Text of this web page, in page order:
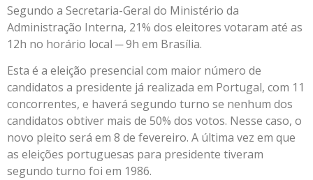
Segundo a Secretaria-Geral do Ministério da
Administração Interna, 21% dos eleitores votaram até as
12h no horário local ─ 9h em Brasília.
Esta é a eleição presencial com maior número de
candidatos a presidente já realizada em Portugal, com 11
concorrentes, e haverá segundo turno se nenhum dos
candidatos obtiver mais de 50% dos votos. Nesse caso, o
novo pleito será em 8 de fevereiro. A última vez em que
as eleições portuguesas para presidente tiveram
segundo turno foi em 1986.